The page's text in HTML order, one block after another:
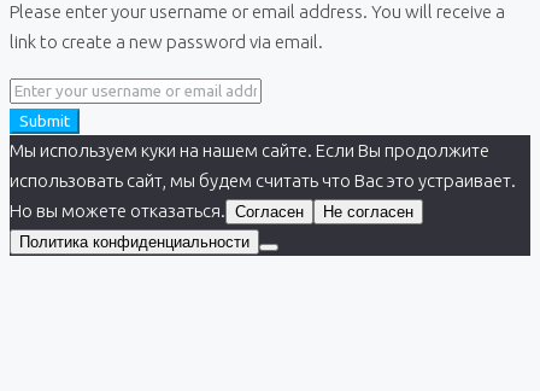
Please enter your username or email address. You will receive a
link to create a new password via email.
Submit
Мы используем куки на нашем сайте. Если Вы продолжите
использовать сайт, мы будем считать что Вас это устраивает.
Но вы можете отказаться. Согласен
Не согласен
Политика конфиденциальности